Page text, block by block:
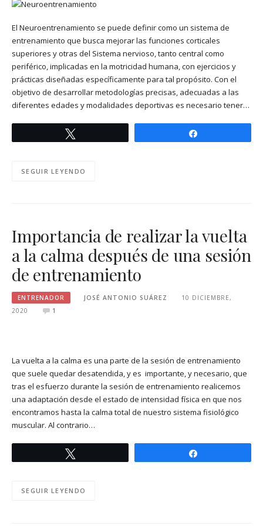
El Neuroentrenamiento se puede definir como un sistema de
entrenamiento que busca mejorar las funciones corticales
superiores y otras del Sistema nervioso, tanto central como
periférico, implicadas en la motricidad humana, con ejercicios y
prácticas diseñadas específicamente para tal propósito. Con el
objetivo de desarrollar metodologías precisas, adecuadas a las
diferentes edades y modalidades deportivas es necesario tener…
SEGUIR LEYENDO
Importancia de realizar la vuelta
a la calma después de una sesión
de entrenamiento
ENTRENADOR JOSÉ ANTONIO SUÁREZ
10 DICIEMBRE,
2020
1
La vuelta a la calma es una parte de la sesión de entrenamiento
que suele quedar desatendida, y es importante, y necesario, que
tras el esfuerzo durante la sesión de entrenamiento realicemos
una adaptación desde el estado de intensidad física en que nos
encontramos hasta la calma total de nuestro sistema fisiológico
muscular. Al contrario…
SEGUIR LEYENDO